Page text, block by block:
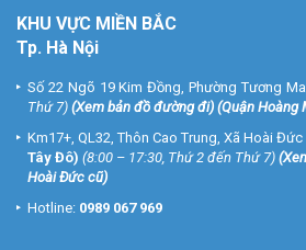
KHU VỰC MIỀN BẮC
Tp. Hà Nội
Số 22 Ngõ 19 Kim Đồng, Phường Tương
Thứ 7) (Xem bản đồ đường đi) (Quận Hoàng
Km17+, QL32, Thôn Cao Trung, Xã Hoài Đức
Tây Đô) (8:00 – 17:30, Thứ 2 đến Thứ 7) (
Hoài Đức cũ)
Hotline: 0989 067 969